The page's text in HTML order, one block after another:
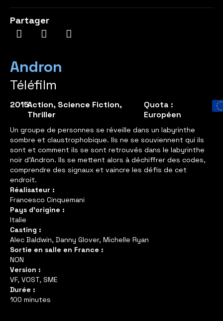
Partager
Andron
Téléfilm
2015Action, Science Fiction,
Thriller
Quota :
Européen
Un groupe de personnes se réveille dans un labyrinthe
sombre et claustrophobique. Ils ne se souviennent qui ils
sont et comment ils se sont retrouvés dans le labyrinthe
noir d’Andron. Ils se mettent alors à déchiffrer des codes,
comprendre des signaux et vaincre les défis de cet
endroit.
Réalisateur :
Francesco Cinquemani
Pays d'origine :
Italie
Casting :
Alec Baldwin, Danny Glover, Michelle Ryan
Sortie en salle en France :
NON
Version :
VF, VOST, SME
Durée :
100 minutes